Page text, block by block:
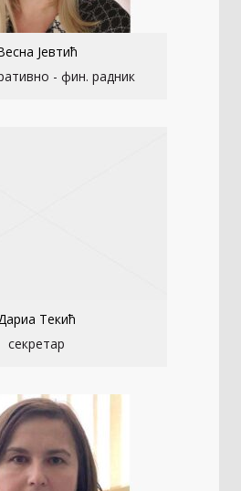
Јевтић
- фин. радник
Текић
секретар